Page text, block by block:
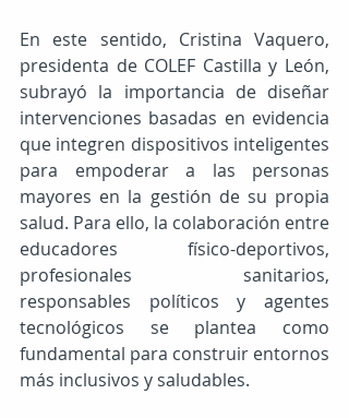
En este sentido, Cristina Vaquero,
presidenta de COLEF Castilla y León,
subrayó la importancia de diseñar
intervenciones basadas en evidencia
que integren dispositivos inteligentes
para empoderar a las personas
mayores en la gestión de su propia
salud. Para ello, la colaboración entre
educadores físico-deportivos,
profesionales sanitarios,
responsables políticos y agentes
tecnológicos se plantea como
fundamental para construir entornos
más inclusivos y saludables.